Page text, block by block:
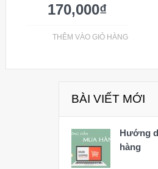
170,000₫
THÊM VÀO GIỎ HÀNG
BÀI VIẾT MỚI
Hướng
hàng